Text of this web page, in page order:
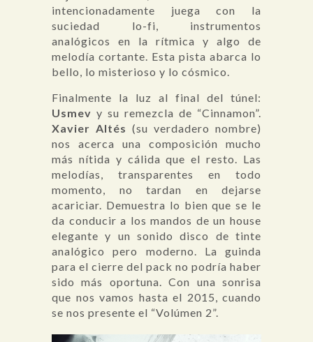
intencionadamente juega con la
suciedad lo-fi, instrumentos
analógicos en la rítmica y algo de
melodía cortante. Esta pista abarca lo
bello, lo misterioso y lo cósmico.
Finalmente la luz al final del túnel:
Usmev y su remezcla de “Cinnamon”.
Xavier Altés (su verdadero nombre)
nos acerca una composición mucho
más nítida y cálida que el resto. Las
melodías, transparentes en todo
momento, no tardan en dejarse
acariciar. Demuestra lo bien que se le
da conducir a los mandos de un house
elegante y un sonido disco de tinte
analógico pero moderno. La guinda
para el cierre del pack no podría haber
sido más oportuna. Con una sonrisa
que nos vamos hasta el 2015, cuando
se nos presente el “Volúmen 2”.